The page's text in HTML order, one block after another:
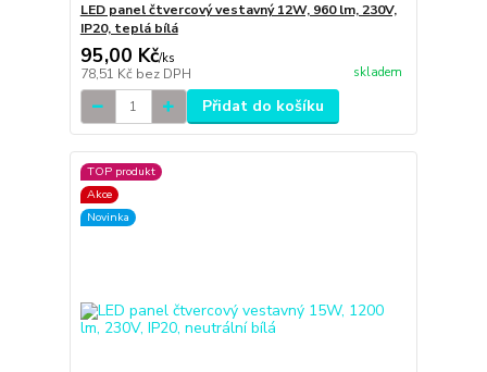
LED panel čtvercový vestavný 12W, 960 lm, 230V,
IP20, teplá bílá
95,00 Kč/ks
78,51 Kč bez DPH skladem
Přidat do košíku
TOP produkt
Akce
Novinka